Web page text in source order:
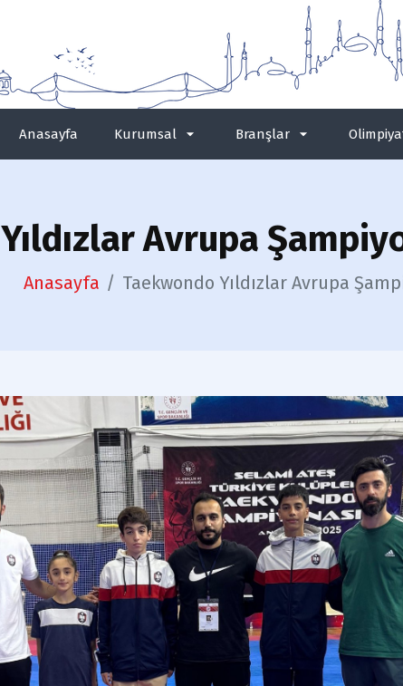
Anasayfa Kurumsal Branşlar
Yıldızlar Avrupa
Anasayfa Taekwondo Yıldızlar Avrupa